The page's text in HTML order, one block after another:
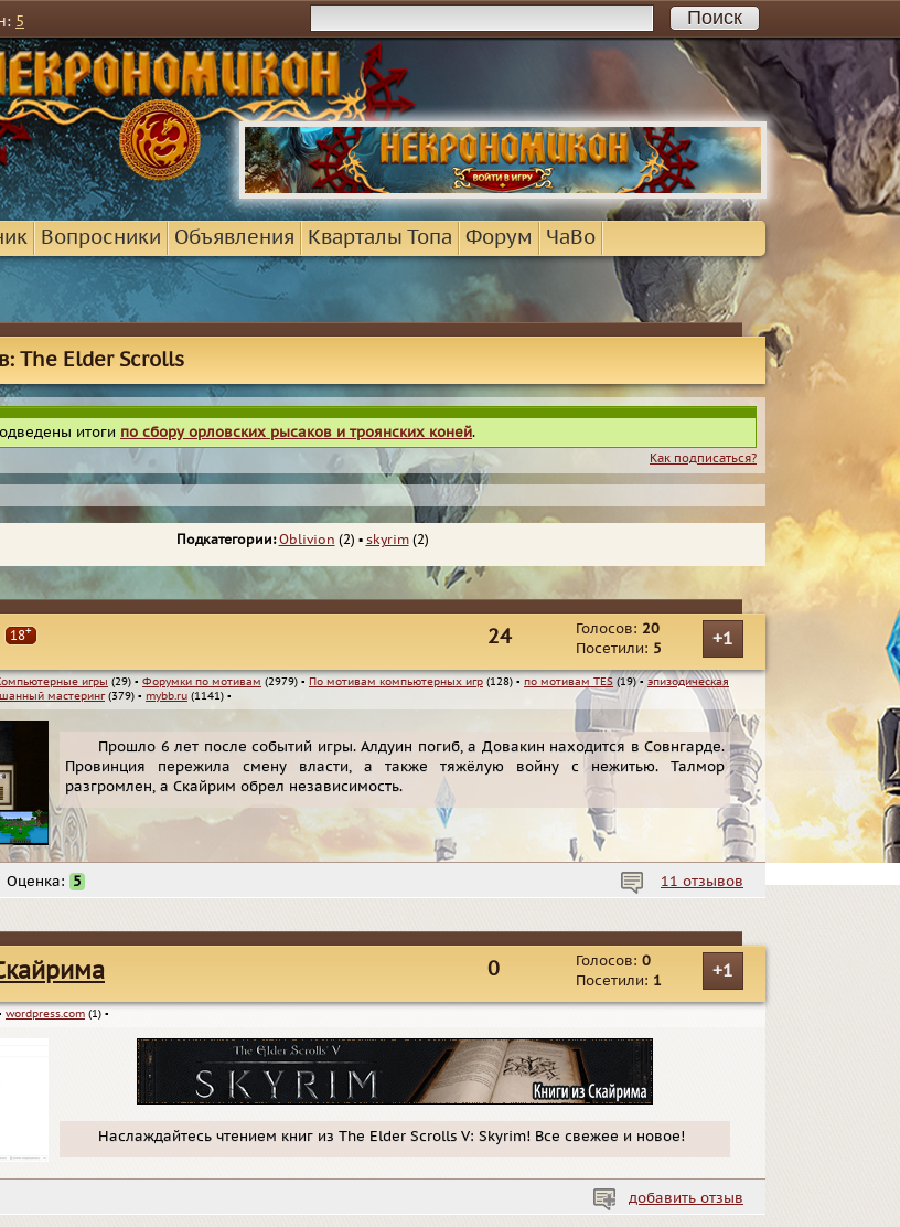
5
Вопросники Объявления Кварталы Топа Форум ЧаВо
The Elder Scrolls
итоги по сбору орловских рысаков и троянских коней.
Как подписаться?
Подкатегории: Oblivion (2) ▪ skyrim(2)
18+ +1
Голосов: 20
Посетили: 5
24
игры (29) ▪ Форумки по мотивам (2979) ▪ По мотивам компьютерных игр (128) ▪ по мотивам TES (19)▪ эпизодическая
мастеринг(379) ▪ mybb.ru (1141) ▪
Прошло 6 лет после событий игры. Алдуин погиб, а Довакин находится в Совнгарде.
Провинция пережила смену власти, а также тяжёлую войну с нежитью. Талмор
разгромлен, а Скайрим обрел независимость.
Оценка: 5 11 отзывов
+1
Голосов: 0
Посетили: 1
0
wordpress.com (1) ▪
Наслаждайтесь чтением книг из The Elder Scrolls V: Skyrim! Все свежее и новое!
добавить отзыв